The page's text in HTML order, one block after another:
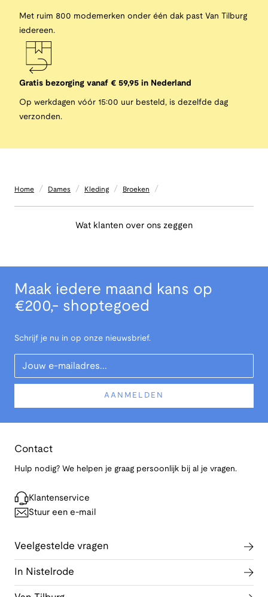
Met ruim 800 modemerken onder één dak past Van Tilburg
iedereen.
Gratis bezorging vanaf € 59,95 in Nederland
Op werkdagen vóór 15:00 uur besteld, is dezelfde dag
verzonden.
Home / Dames / Kleding / Broeken /
Wat klanten over ons zeggen
Maak iedere maand kans op
€200,- shoptegoed
Schrijf je nu in op onze nieuwsbrief.
Your Email
AANMELDEN
Contact
Hulp nodig? We helpen je graag persoonlijk bij al je vragen.
Klantenservice
Stuur een e-mail
Veelgestelde vragen
In Nistelrode